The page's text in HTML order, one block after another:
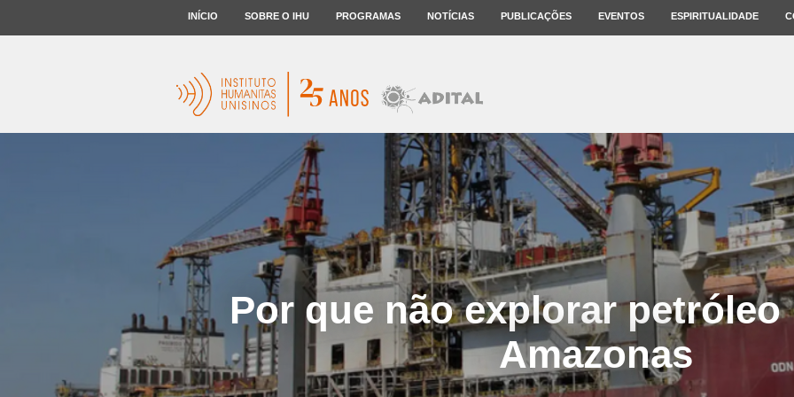
INÍCIO SOBRE O IHU PROGRAMAS NOTÍCIAS PUBLICAÇÕES EVENTOS ESPIRITUALIDADE
Por que não explorar petróleo
Amazonas